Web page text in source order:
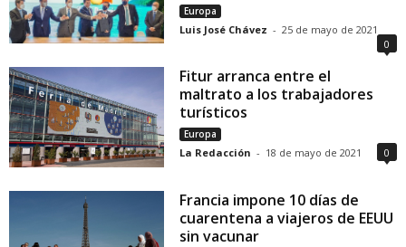
Europa
Luis José Chávez - 25 de mayo de 2021
0
Fitur arranca entre el
maltrato a los trabajadores
turísticos
Europa
La Redacción - 18 de mayo de 2021 0
Francia impone 10 días de
cuarentena a viajeros de EEUU
sin vacunar